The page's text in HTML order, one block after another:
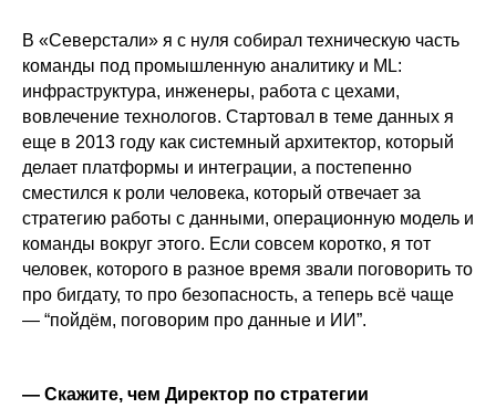
В «Северстали» я с нуля собирал техническую часть
команды под промышленную аналитику и ML:
инфраструктура, инженеры, работа с цехами,
вовлечение технологов. Стартовал в теме данных я
еще в 2013 году как системный архитектор, который
делает платформы и интеграции, а постепенно
сместился к роли человека, который отвечает за
стратегию работы с данными, операционную модель и
команды вокруг этого. Если совсем коротко, я тот
человек, которого в разное время звали поговорить то
про бигдату, то про безопасность, а теперь всё чаще
— “пойдём, поговорим про данные и ИИ”.
— Скажите, чем Директор по стратегии